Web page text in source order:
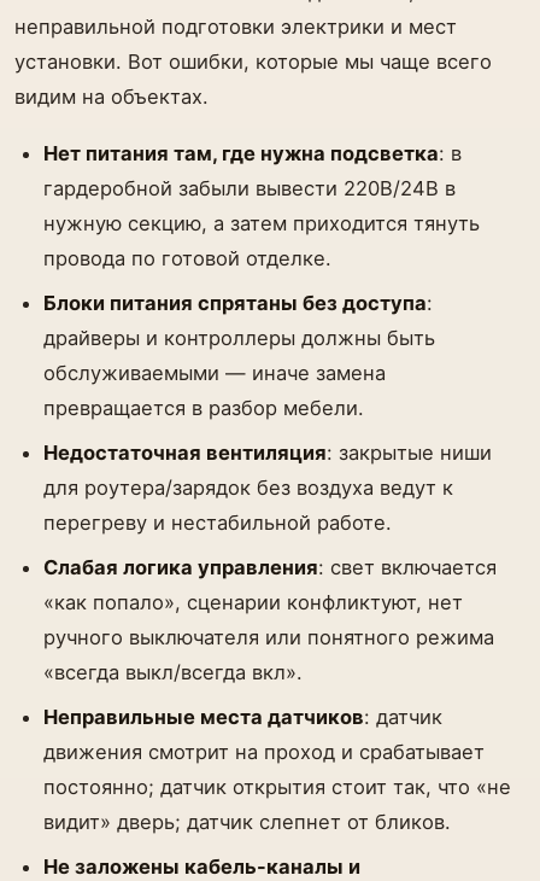
неправильной подготовки электрики и мест
установки. Вот ошибки, которые мы чаще всего
видим на объектах.
Нет питания там, где нужна подсветка: в
гардеробной забыли вывести 220В/24В в
нужную секцию, а затем приходится тянуть
провода по готовой отделке.
Блоки питания спрятаны без доступа:
драйверы и контроллеры должны быть
обслуживаемыми — иначе замена
превращается в разбор мебели.
Недостаточная вентиляция: закрытые ниши
для роутера/зарядок без воздуха ведут к
перегреву и нестабильной работе.
Слабая логика управления: свет включается
«как попало», сценарии конфликтуют, нет
ручного выключателя или понятного режима
«всегда выкл/всегда вкл».
Неправильные места датчиков: датчик
движения смотрит на проход и срабатывает
постоянно; датчик открытия стоит так, что «не
видит» дверь; датчик слепнет от бликов.
Не заложены кабель-каналы и